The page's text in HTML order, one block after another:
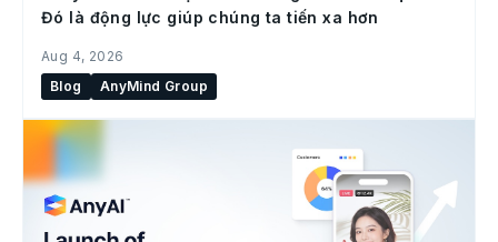
Đó là động lực giúp chúng ta tiến xa hơn
Aug 4, 2026
Blog
AnyMind Group